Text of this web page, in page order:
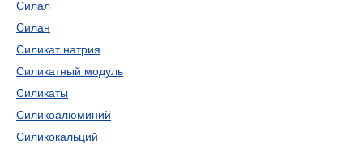
Силал
Силан
Силикат натрия
Силикатный модуль
Силикаты
Силикоалюминий
Силикокальций